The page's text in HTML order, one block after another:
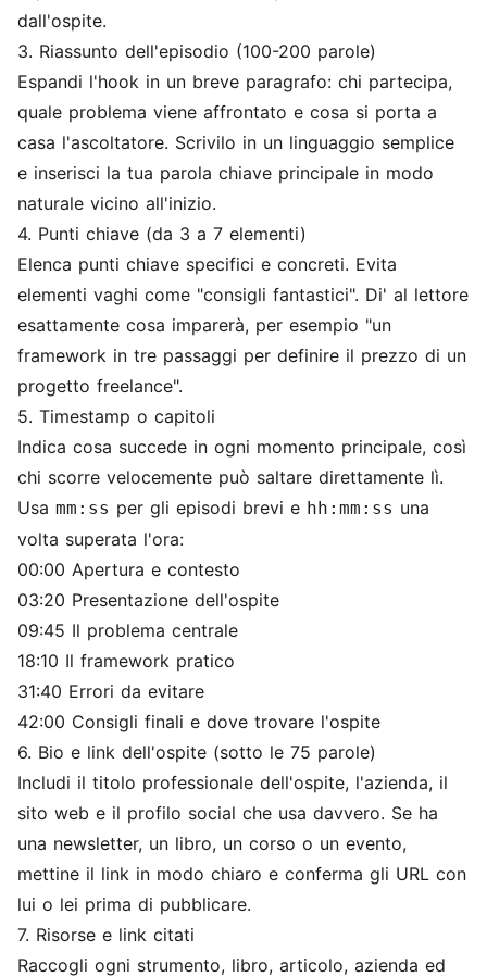
dall'ospite.
3. Riassunto dell'episodio (100-200 parole)
Espandi l'hook in un breve paragrafo: chi partecipa,
quale problema viene affrontato e cosa si porta a
casa l'ascoltatore. Scrivilo in un linguaggio semplice
e inserisci la tua parola chiave principale in modo
naturale vicino all'inizio.
4. Punti chiave (da 3 a 7 elementi)
Elenca punti chiave specifici e concreti. Evita
elementi vaghi come "consigli fantastici". Di' al lettore
esattamente cosa imparerà, per esempio "un
framework in tre passaggi per definire il prezzo di un
progetto freelance".
5. Timestamp o capitoli
Indica cosa succede in ogni momento principale, così
chi scorre velocemente può saltare direttamente lì.
Usa mm:ss per gli episodi brevi e hh:mm:ss una
volta superata l'ora:
00:00 Apertura e contesto
03:20 Presentazione dell'ospite
09:45 Il problema centrale
18:10 Il framework pratico
31:40 Errori da evitare
42:00 Consigli finali e dove trovare l'ospite
6. Bio e link dell'ospite (sotto le 75 parole)
Includi il titolo professionale dell'ospite, l'azienda, il
sito web e il profilo social che usa davvero. Se ha
una newsletter, un libro, un corso o un evento,
mettine il link in modo chiaro e conferma gli URL con
lui o lei prima di pubblicare.
7. Risorse e link citati
Raccogli ogni strumento, libro, articolo, azienda ed